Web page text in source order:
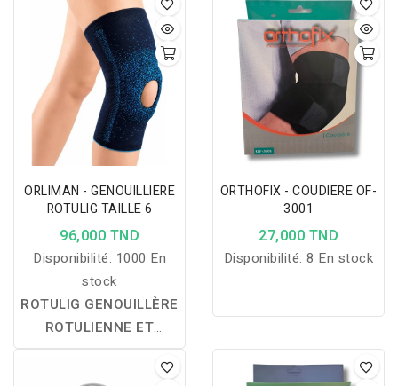
ORLIMAN - GENOUILLIERE
ROTULIG TAILLE 6
96,000 TND
Disponibilité: 1000 En
stock
ROTULIG GENOUILLÈRE
ROTULIENNE ET
LIGAMENTAIRE SOUPLE
ORTHOFIX - COUDIERE OF-
3001
27,000 TND
Disponibilité:8 En stock